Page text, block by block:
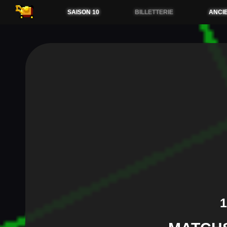
54.38.173.36
SAISON 10 BILLETTERIE
1